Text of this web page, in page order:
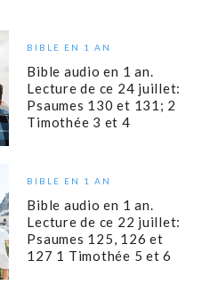
BIBLE EN 1 AN
Bible audio en 1 an.
Lecture de ce 24 juillet:
Psaumes 130 et 131; 2
Timothée 3 et 4
BIBLE EN 1 AN
Bible audio en 1 an.
Lecture de ce 22 juillet:
Psaumes 125, 126 et
127 1 Timothée 5 et 6